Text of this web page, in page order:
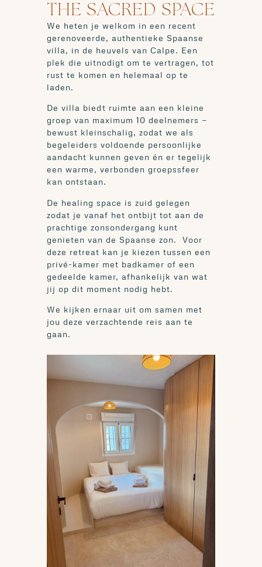
THE SACRED SPACE
We heten je welkom in een recent
gerenoveerde, authentieke Spaanse
villa, in de heuvels van Calpe. Een
plek die uitnodigt om te vertragen, tot
rust te komen en helemaal op te
laden.
De villa biedt ruimte aan een kleine
groep van maximum 10 deelnemers —
bewust kleinschalig, zodat we als
begeleiders voldoende persoonlijke
aandacht kunnen geven én er tegelijk
een warme, verbonden groepssfeer
kan ontstaan.
De healing space is zuid gelegen
zodat je vanaf het ontbijt tot aan de
prachtige zonsondergang kunt
genieten van de Spaanse zon. Voor
deze retreat kan je kiezen tussen een
privé-kamer met badkamer of een
gedeelde kamer, afhankelijk van wat
jij op dit moment nodig hebt.
We kijken ernaar uit om samen met
jou deze verzachtende reis aan te
gaan.